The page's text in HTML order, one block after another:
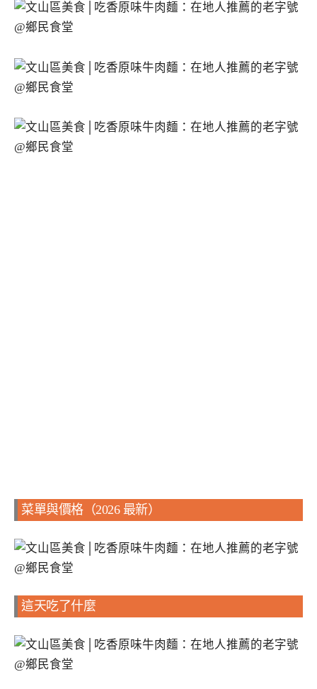
菜單與價格（2026 最新）
這天吃了什麼